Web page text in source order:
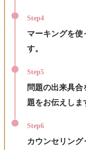
Step4
マーキングを使
す。
Step5
問題の出来具
題をお伝えしま
Step6
カウンセリン